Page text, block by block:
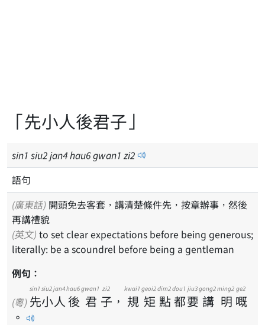
「先小人後君子」
sin1 siu2jan4hau6gwan1 zi2
語句
(廣東話)
再講禮貌
(英文)
literally: be a scoundrel before being a gentleman
例句：
(粵) 先
sin1
小
siu2
人
jan4
後
hau6
君
gwan1
子
zi2
， 規
kwai1
矩
geoi2
點
dim2
都
dou1
要
jiu3
講
gong2
明
ming2
嘅
ge2
。